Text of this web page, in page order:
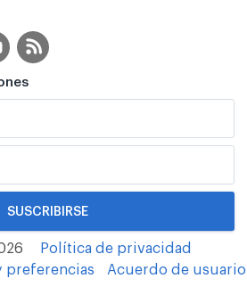
Política de privacidad
preferencias
Acuerdo de usuario